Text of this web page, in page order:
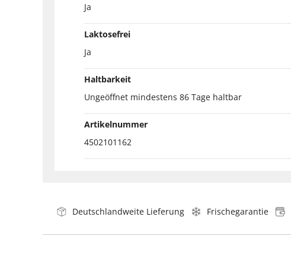
Ja
Laktosefrei
Ja
Haltbarkeit
Ungeöffnet mindestens 86 Tage haltbar
Artikelnummer
4502101162
Deutschlandweite Lieferung Frischegarantie